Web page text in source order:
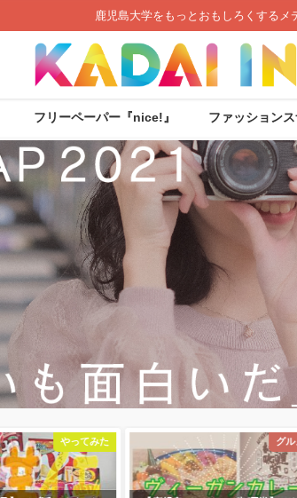
鹿児島大学をもっとおもしろくするメ
フリーペーパー『nice!』 ファッションス
おでかけ やってみた